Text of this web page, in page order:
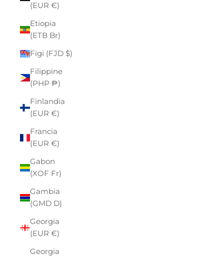
(EUR €)
Etiopia
(ETB Br)
Figi (FJD $)
Filippine
(PHP ₱)
Finlandia
(EUR €)
Francia
(EUR €)
Gabon
(XOF Fr)
Gambia
(GMD D)
Georgia
(EUR €)
Georgia